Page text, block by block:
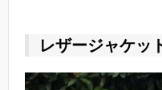
レザージャケッ